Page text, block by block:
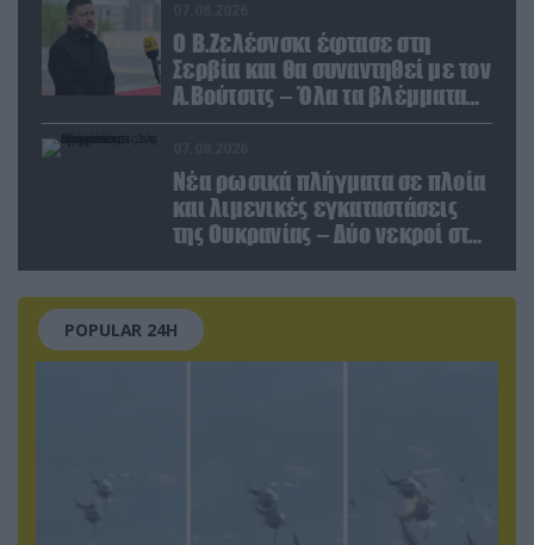
Ο Β.Ζελέσνσκι έφτασε στη
Σερβία και θα συναντηθεί με τον
Α.Βούτσιτς – Όλα τα βλέμματα
στις σχέσεις με τη Ρωσία
Νέα ρωσικά πλήγματα σε πλοία
και λιμενικές εγκαταστάσεις
της Ουκρανίας – Δύο νεκροί στην
POPULAR 24H